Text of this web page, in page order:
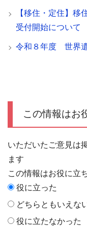
【移住・定住】移
受付開始について
令和８年度 世界
この情報はお
いただいたご意見は
ます
この情報はお役に立
役に立った
どちらともいえな
役に立たなかった